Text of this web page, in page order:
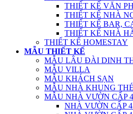
THIẾT KẾ VĂN
THIẾT KẾ NHÀ
THIẾT KẾ BAR,
THIẾT KẾ NHÀ
THIẾT KẾ HOMESTAY
MẪU THIẾT KẾ
MẪU LÂU ĐÀI DINH
MẪU VILLA
MẪU KHÁCH SẠN
MẪU NHÀ KHUNG
MẪU NHÀ VƯỜN CẤP 4
NHÀ VƯỜN CẤP